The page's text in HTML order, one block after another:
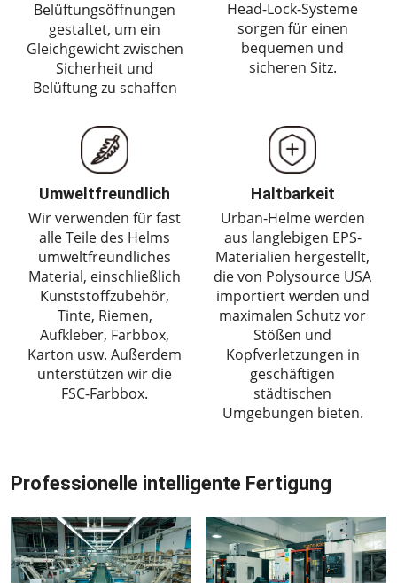
Belüftungsöffnungen
gestaltet, um ein
Gleichgewicht zwischen
Sicherheit und
Belüftung zu schaffen
Head-Lock-Systeme
sorgen für einen
bequemen und
sicheren Sitz.
Umweltfreundlich
Wir verwenden für fast
alle Teile des Helms
umweltfreundliches
Material, einschließlich
Kunststoffzubehör,
Tinte, Riemen,
Aufkleber, Farbbox,
Karton usw. Außerdem
unterstützen wir die
FSC-Farbbox.
Haltbarkeit
Urban-Helme werden
aus langlebigen EPS-
Materialien hergestellt,
die von Polysource USA
importiert werden und
maximalen Schutz vor
Stößen und
Kopfverletzungen in
geschäftigen
städtischen
Umgebungen bieten.
Professionelle intelligente Fertigung